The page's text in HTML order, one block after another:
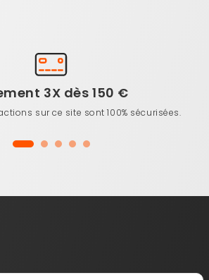
3X dès 150 €
sur ce site sont 100% sécurisées.